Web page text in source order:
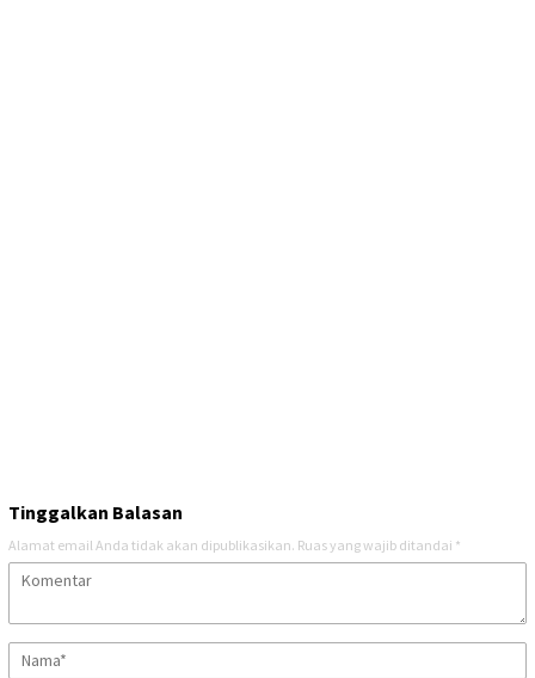
Tinggalkan Balasan
Alamat email Anda tidak akan dipublikasikan. Ruas yang wajib ditandai *